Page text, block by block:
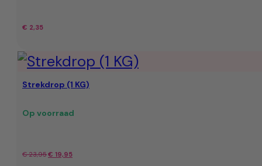
€ 2,35
Strekdrop (1 KG)
Op voorraad
€23,95Oorspronkelijke
€ 19,95Huidige